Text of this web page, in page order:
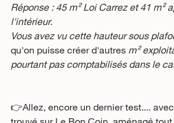
Réponse : 45 m² Loi Carrez et 41 m²
l'intérieur.
Vous avez vu cette hauteur sous
qu'on puisse créer d'autres m²
pourtant pas comptabilisés dans le
👉Allez, encore un dernier test....